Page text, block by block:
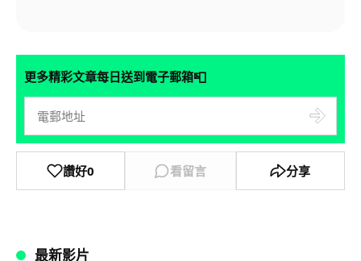
更多精彩文章每日送到電子郵箱📮
讚好0 看留言 分享
最新影片